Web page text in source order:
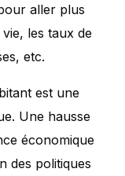
aller plus
les taux de
etc.
est une
Une hausse
économique
des politiques